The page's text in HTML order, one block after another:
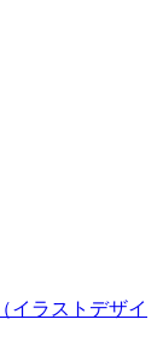
イラストデザイ